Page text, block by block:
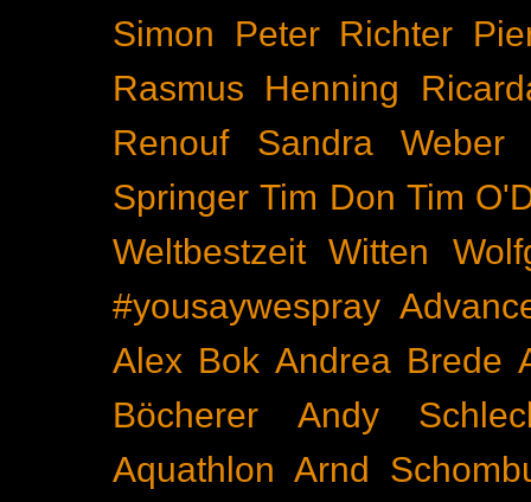
Simon
Peter Richter
Rasmus Henning
Renouf
Sandra Weber
Springer Tim Don Tim
Weltbestzeit Witten
#yousaywespray
Alex Bok Andrea Brede
Böcherer
Andy
Aquathlon Arnd